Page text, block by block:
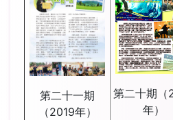
第二十一期
（2019年）
第二十期（
年）